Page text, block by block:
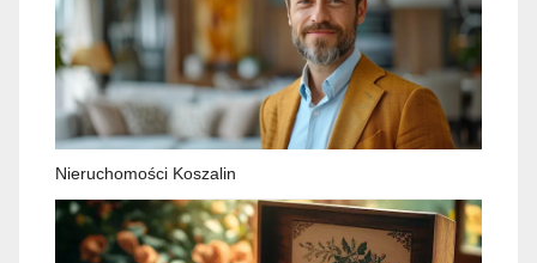
Nieruchomości Koszalin